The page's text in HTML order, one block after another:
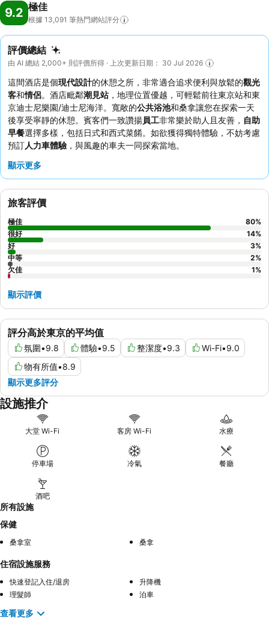
9.2 極佳
根據 13,091 筆熱門網站評分
評價總結
由 AI 總結 2,000+ 則評價所得 · 上次更新日期： 30 Jul 2026
這間酒店是個現代設計的休憩之所，非常適合追求便利與放鬆的觀光
客和情侶。酒店毗鄰潮見站 ，地理位置優越，可輕鬆前往東京站和東
京迪士尼樂園/迪士尼海洋。寬敞的公共浴池和桑拿讓您在探索一天
後享受寧靜的休憩。賓客們一致讚揚員工非常樂於助人且友善， 自助
早餐選擇多樣，包括日式和西式菜餚。如欲獲得獨特體驗，不妨考慮
預訂人力車體驗 ，與風趣的車夫一同探索當地。
顯示更多
評分高於東京的平均值
氛圍•9.8 體驗•9.5 整潔度•9.3 Wi-Fi•9.0
物有所值•8.9
顯示更多評分
旅客評價
極佳 80%
很好
14%
好
3%
中等
2%
欠佳
1%
顯示評價
設施推介
大堂 Wi-Fi 客房 Wi-Fi 水療
停車場 冷氣 餐廳
酒吧
所有設施
保健
桑拿室 桑拿
住宿設施服務
快速登記入住/退房
升降機
理髮師
泊車
查看更多